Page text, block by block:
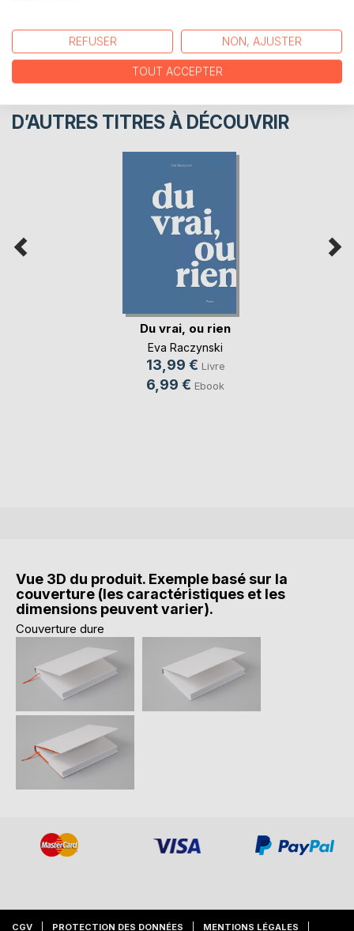
D’AUTRES TITRES À DÉCOUVRIR
Du vrai, ou rien
Eva Raczynski
13,99 € Livre
6,99 € Ebook
Vue 3D du produit. Exemple basé sur la
couverture (les caractéristiques et les
dimensions peuvent varier).
Couverture dure
CGV PROTECTION DES DONNÉES MENTIONS LÉGALES
REFUSER NON, AJUSTER
TOUT ACCEPTER